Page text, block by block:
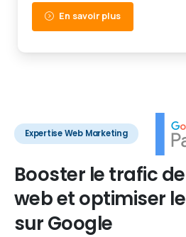
En savoir plus
Expertise Web Marketing
Booster letraficde
webetoptimiser le
surGoogle